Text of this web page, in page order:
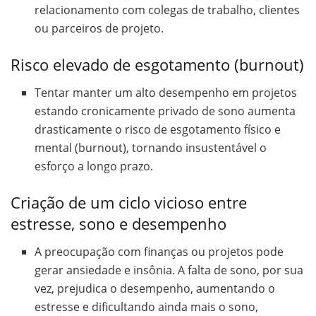
relacionamento com colegas de trabalho, clientes
ou parceiros de projeto.
Risco elevado de esgotamento (burnout)
Tentar manter um alto desempenho em projetos
estando cronicamente privado de sono aumenta
drasticamente o risco de esgotamento físico e
mental (burnout), tornando insustentável o
esforço a longo prazo.
Criação de um ciclo vicioso entre
estresse, sono e desempenho
A preocupação com finanças ou projetos pode
gerar ansiedade e insônia. A falta de sono, por sua
vez, prejudica o desempenho, aumentando o
estresse e dificultando ainda mais o sono,